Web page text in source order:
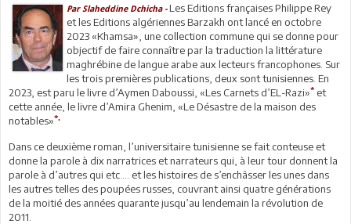
Par Slaheddine Dchicha -Les Editions françaises Philippe Rey
et les Editions algériennes Barzakh ont lancé en octobre
2023 «Khamsa», une collection commune qui se donne pour
objectif de faire connaître par la traduction la littérature
maghrébine de langue arabe aux lecteurs francophones. Sur
les trois premières publications, deux sont tunisiennes. En
2023, est paru le livre d’Aymen Daboussi, «Les Carnets d’EL-Razi»* et
cette année, le livre d’Amira Ghenim, «Le Désastre de la maison des
notables»*.
Dans ce deuxième roman, l’universitaire tunisienne se fait conteuse et
donne la parole à dix narratrices et narrateurs qui, à leur tour donnent la
parole à d’autres qui etc.… et les histoires de s’enchâsser les unes dans
les autres telles des poupées russes, couvrant ainsi quatre générations
de la moitié des années quarante jusqu’au lendemain la révolution de
2011.